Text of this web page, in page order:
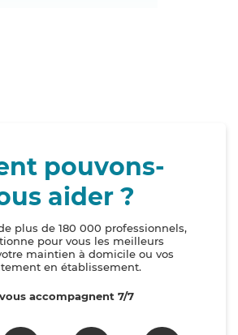
pouvons-
aider ?
plus de 180 000 professionnels,
pour vous les meilleurs
maintien à domicile ou vos
en établissement.
accompagnent 7/7